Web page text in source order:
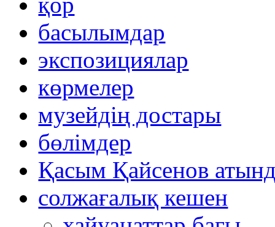
басылымдар
экспозициялар
көрмелер
музейдің достары
бөлімдер
Қасым Қайсенов
солжағалық кешен